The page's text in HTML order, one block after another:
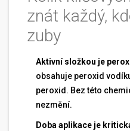
znát každý,
zuby
Aktivní složkou je
obsahuje peroxid
peroxid. Bez této
nezmění.
Doba aplikace je